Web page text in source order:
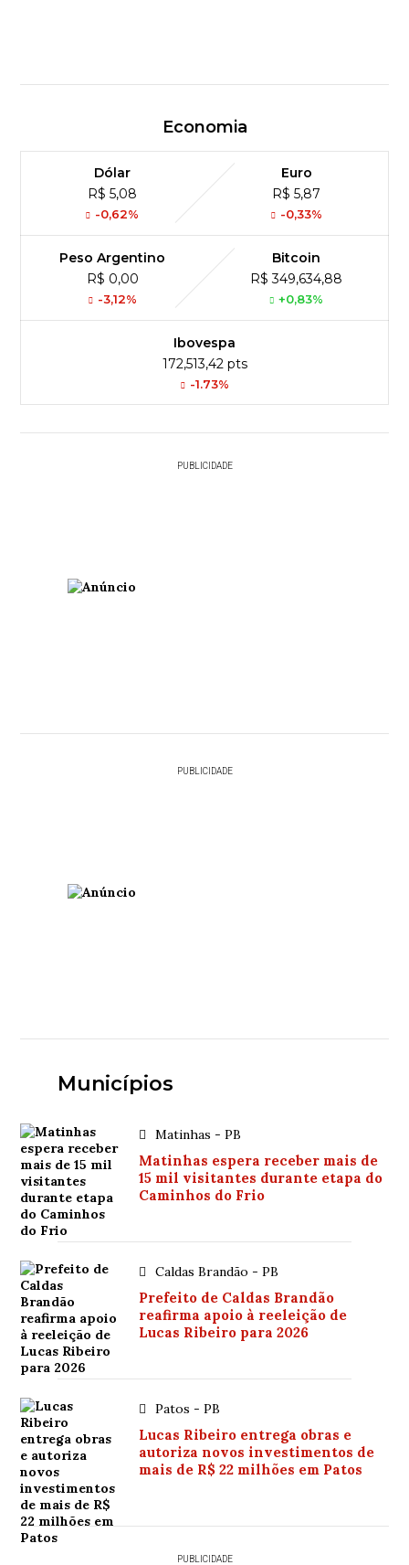
Economia
Dólar
R$ 5,08
-0,62%
Euro
R$ 5,87
-0,33%
Peso Argentino
R$ 0,00
-3,12%
Bitcoin
R$ 349,634,88
+0,83%
Ibovespa
172,513,42 pts
-1.73%
PUBLICIDADE
PUBLICIDADE
Municípios
Matinhas - PB
Matinhas espera receber mais de
15 mil visitantes durante etapa do
Caminhos do Frio
Caldas Brandão - PB
Prefeito de Caldas Brandão
reafirma apoio à reeleição de
Lucas Ribeiro para 2026
Patos - PB
Lucas Ribeiro entrega obras e
autoriza novos investimentos de
mais de R$ 22 milhões em Patos
PUBLICIDADE